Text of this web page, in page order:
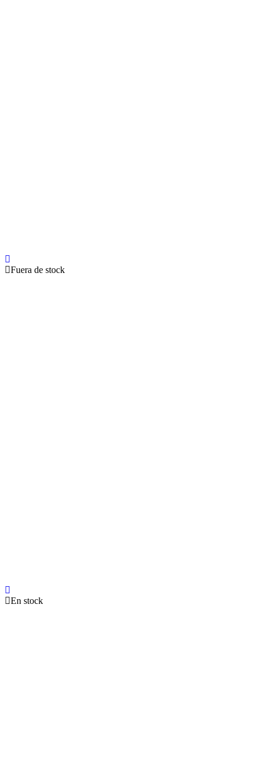
Fuera de stock
En stock